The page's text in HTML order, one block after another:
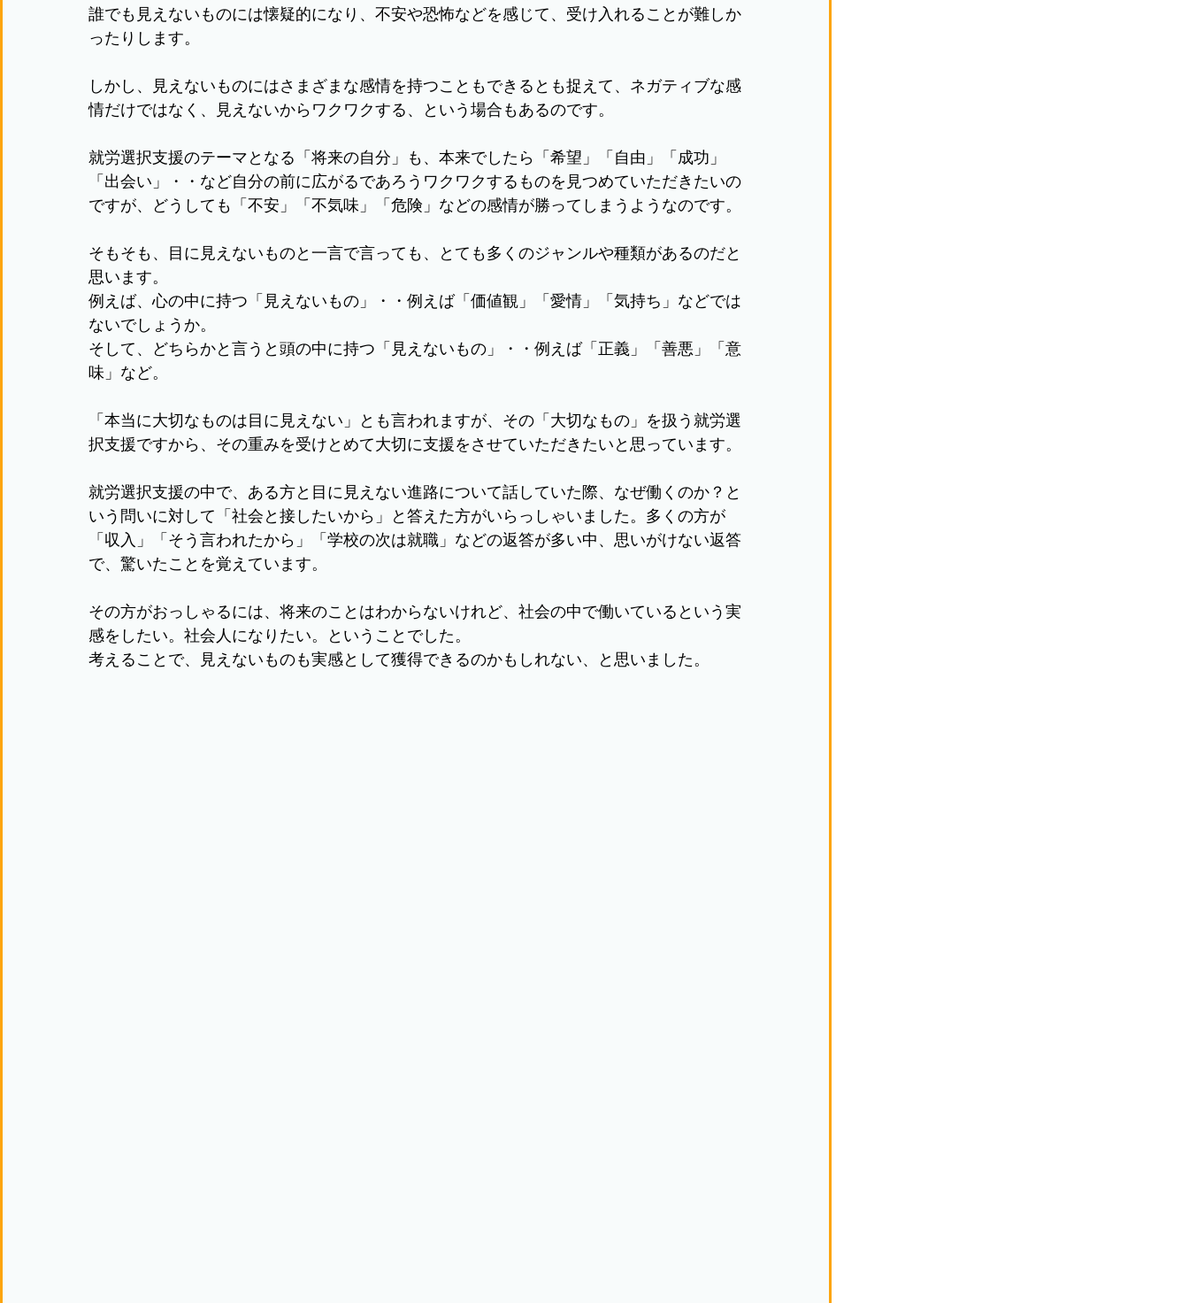
誰でも見えないものには懐疑的になり、不安や恐怖などを感じて、受け入れることが難しか
ったりします。
しかし、見えないものにはさまざまな感情を持つこともできるとも捉えて、ネガティブな感
情だけではなく、見えないからワクワクする、という場合もあるのです。
就労選択支援のテーマとなる「将来の自分」も、本来でしたら「希望」「自由」「成功」
「出会い」・・など自分の前に広がるであろうワクワクするものを見つめていただきたいの
ですが、どうしても「不安」「不気味」「危険」などの感情が勝ってしまうようなのです。
そもそも、目に見えないものと一言で言っても、とても多くのジャンルや種類があるのだと
思います。
例えば、心の中に持つ「見えないもの」・・例えば「価値観」「愛情」「気持ち」などでは
ないでしょうか。
そして、どちらかと言うと頭の中に持つ「見えないもの」・・例えば「正義」「善悪」「意
味」など。
「本当に大切なものは目に見えない」とも言われますが、その「大切なもの」を扱う就労選
択支援ですから、その重みを受けとめて大切に支援をさせていただきたいと思っています。
就労選択支援の中で、ある方と目に見えない進路について話していた際、なぜ働くのか？と
いう問いに対して「社会と接したいから」と答えた方がいらっしゃいました。多くの方が
「収入」「そう言われたから」「学校の次は就職」などの返答が多い中、思いがけない返答
で、驚いたことを覚えています。
その方がおっしゃるには、将来のことはわからないけれど、社会の中で働いているという実
感をしたい。社会人になりたい。ということでした。
考えることで、見えないものも実感として獲得できるのかもしれない、と思いました。